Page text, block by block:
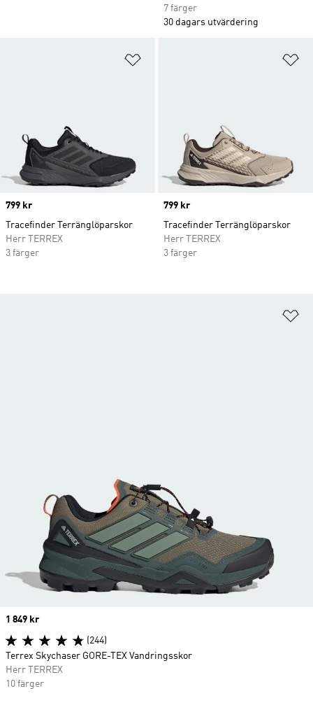
7 färger
30 dagars utvärdering
Price
799 kr
Tracefinder Terränglöparskor
Herr TERREX
3 färger
Price
799 kr
Tracefinder Terränglöparskor
Herr TERREX
3 färger
Price
1 849 kr
(244)
Terrex Skychaser GORE-TEX Vandringsskor
Herr TERREX
10 färger